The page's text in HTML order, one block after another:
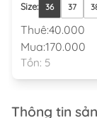
Size: 36 37
Thuê:40.000
Mua:170.000
Tồn: 5
Thông tin